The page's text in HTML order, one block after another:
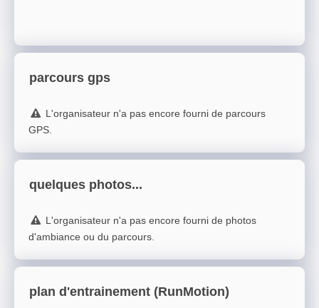
parcours gps
L'organisateur n'a pas encore fourni de parcours
GPS.
quelques photos...
L'organisateur n'a pas encore fourni de photos
d'ambiance ou du parcours.
plan d'entrainement (RunMotion)